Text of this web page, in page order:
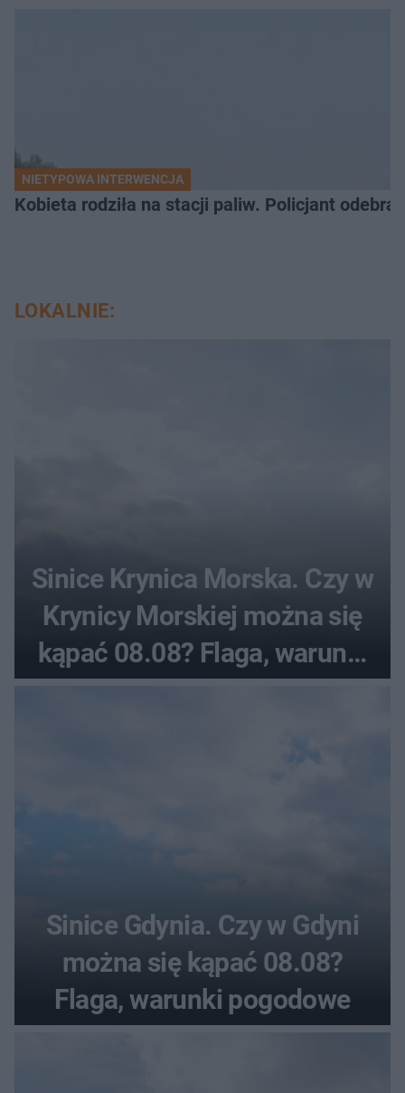
NIETYPOWA INTERWENCJA
Kobieta rodziła na stacji paliw. Policjant
LOKALNIE:
Sinice Krynica Morska. Czy w
Krynicy Morskiej można się
kąpać 08.08? Flaga, warunki
Sinice Gdynia. Czy w Gdyni
można się kąpać 08.08?
Flaga, warunki pogodowe